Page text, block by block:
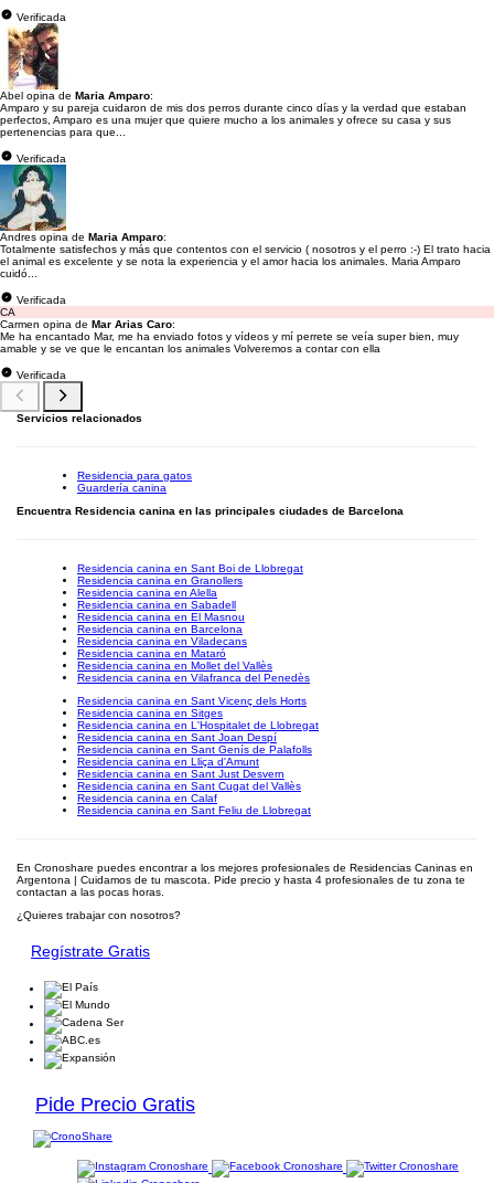
Verificada
Abel opina de Maria Amparo:
Amparo y su pareja cuidaron de mis dos perros durante cinco días y la verdad que estaban
perfectos, Amparo es una mujer que quiere mucho a los animales y ofrece su casa y sus
pertenencias para que...
Verificada
Andres opina de Maria Amparo:
Totalmente satisfechos y más que contentos con el servicio ( nosotros y el perro :-) El trato hacia
el animal es excelente y se nota la experiencia y el amor hacia los animales. Maria Amparo
cuidó...
Verificada
CA
Carmen opina de Mar Arias Caro:
Me ha encantado Mar, me ha enviado fotos y vídeos y mí perrete se veía super bien, muy
amable y se ve que le encantan los animales Volveremos a contar con ella
Verificada
Servicios relacionados
Residencia para gatos
Guardería canina
Encuentra Residencia canina en las principales ciudades de Barcelona
Residencia canina en Sant Boi de Llobregat
Residencia canina en Granollers
Residencia canina en Alella
Residencia canina en Sabadell
Residencia canina en El Masnou
Residencia canina en Barcelona
Residencia canina en Viladecans
Residencia canina en Mataró
Residencia canina en Mollet del Vallès
Residencia canina en Vilafranca del Penedès
Residencia canina en Sant Vicenç dels Horts
Residencia canina en Sitges
Residencia canina en L'Hospitalet de Llobregat
Residencia canina en Sant Joan Despí
Residencia canina en Sant Genís de Palafolls
Residencia canina en Lliça d'Amunt
Residencia canina en Sant Just Desvern
Residencia canina en Sant Cugat del Vallès
Residencia canina en Calaf
Residencia canina en Sant Feliu de Llobregat
En Cronoshare puedes encontrar a los mejores profesionales de Residencias Caninas en
Argentona | Cuidamos de tu mascota. Pide precio y hasta 4 profesionales de tu zona te
contactan a las pocas horas.
¿Quieres trabajar con nosotros?
Regístrate Gratis
Pide Precio Gratis